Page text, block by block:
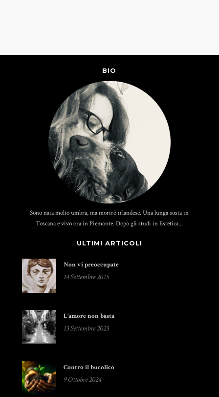
BIO
Sono nata molto umbra, ma morirò irlandese. Una lunga sosta in
Toscana e vivo ora in Piemonte. Dopo gli studi in Estetica...
ULTIMI ARTICOLI
Non vi preoccupate
14 Settembre 2025
L’amore non basta
13 Settembre 2025
Contro il bucolico
9 Ottobre 2024